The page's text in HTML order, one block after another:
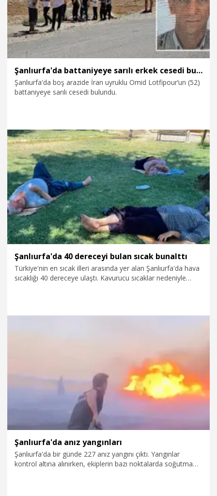
Şanlıurfa'da battaniyeye sarılı erkek cesedi bulundu
Şanlıurfa'da boş arazide İran uyruklu Omid Lotfipour’un (52)
battaniyeye sarılı cesedi bulundu.
5.07.2026 Foto Galeri
Şanlıurfa'da 40 dereceyi bulan sıcak bunalttı
Türkiye'nin en sıcak illeri arasında yer alan Şanlıurfa'da hava
sıcaklığı 40 dereceye ulaştı. Kavurucu sıcaklar nedeniyle
Şanlıurfa'da anız yangınları
Şanlıurfa'da bir günde 227 anız yangını çıktı. Yangınlar
kontrol altına alınırken, ekiplerin bazı noktalarda soğutma